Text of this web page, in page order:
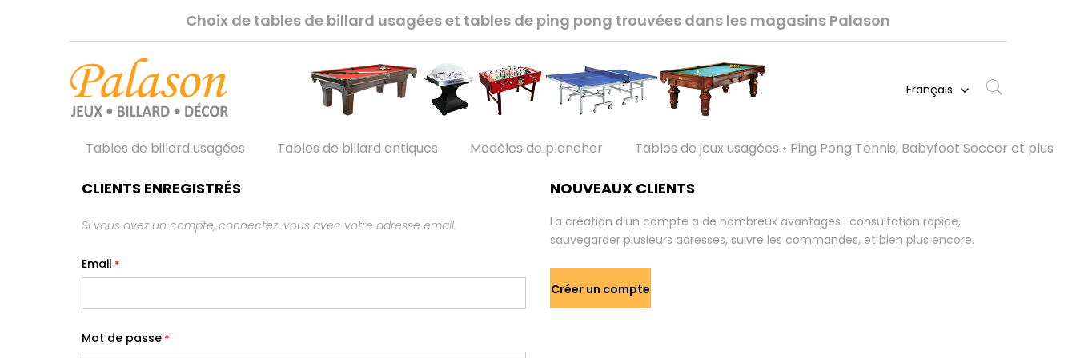
Choix de tables de billard usagées et tables de ping pong trouvées dans les magasins Palason
Français
Tables de billard usagées Tables de billard antiques Modèles de plancher Tables de jeux usagées • Ping Pong Tennis, Babyfoot Soccer et plus
CLIENTS ENREGISTRÉS
Si vous avez un compte, connectez-vous avec votre adresse email.
Email
Mot de passe
NOUVEAUX CLIENTS
La création d’un compte a de nombreux avantages : consultation rapide,
sauvegarder plusieurs adresses, suivre les commandes, et bien plus encore.
Créer un compte